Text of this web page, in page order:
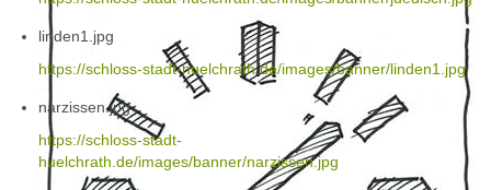
linden1.jpg
https://schloss-stadt-huelchrath.de/images/banner/linden1.jpg
narzissen.jpg
https://schloss-stadt-
huelchrath.de/images/banner/narzissen.jpg